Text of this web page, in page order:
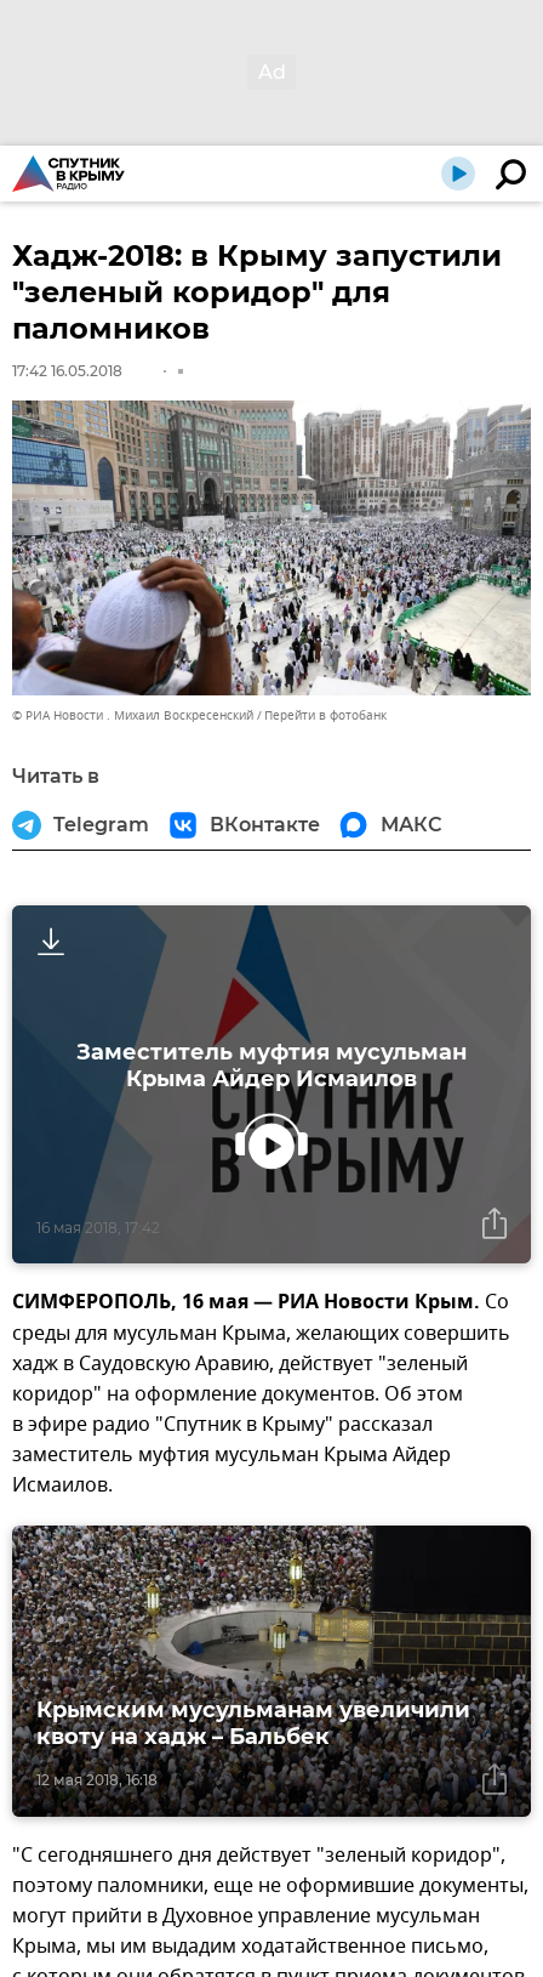
Хадж-2018: в Крыму запустили
"зеленый коридор" для
паломников
17:42 16.05.2018
© РИА Новости . Михаил Воскресенский Перейти в фотобанк
Читать в
Telegram ВКонтакте МАКС
Заместитель муфтия мусульман
Крыма Айдер Исмаилов
16 мая 2018, 17:42
СИМФЕРОПОЛЬ, 16 мая — РИА Новости Крым. Со
среды для мусульман Крыма, желающих совершить
хадж в Саудовскую Аравию, действует "зеленый
коридор" на оформление документов. Об этом
в эфире радио "Спутник в Крыму" рассказал
заместитель муфтия мусульман Крыма Айдер
Исмаилов.
12 мая 2018, 16:18
Крымским мусульманам увеличили
квоту на хадж – Бальбек
"С сегодняшнего дня действует "зеленый коридор",
поэтому паломники, еще не оформившие документы,
могут прийти в Духовное управление мусульман
Крыма, мы им выдадим ходатайственное письмо,